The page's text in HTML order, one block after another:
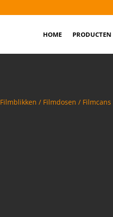
HOME
Filmblikken / Filmdosen / Filmcans